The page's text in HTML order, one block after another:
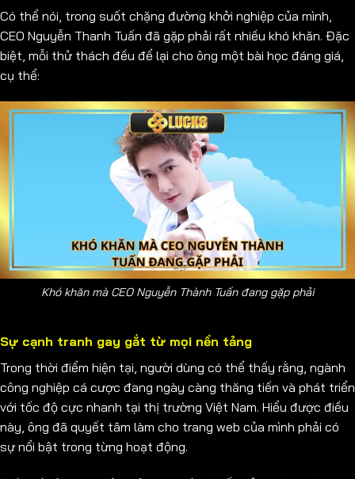
Có thể nói, trong suốt chặng đường khởi nghiệp của mình,
CEO Nguyễn Thanh Tuấn đã gặp phải rất nhiều khó khăn. Đặc
biệt, mỗi thử thách đều để lại cho ông một bài học đáng giá,
cụ thể:
Khó khăn mà CEO Nguyễn Thành Tuấn đang gặp phải
Sự cạnh tranh gay gắt từ mọi nền tảng
Trong thời điểm hiện tại, người dùng có thể thấy rằng, ngành
công nghiệp cá cược đang ngày càng thăng tiến và phát triển
với tốc độ cực nhanh tại thị trường Việt Nam. Hiểu được điều
này, ông đã quyết tâm làm cho trang web của mình phải có
sự nổi bật trong từng hoạt động.